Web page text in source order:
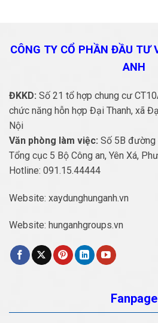
CÔNG TY CỔ PHẦN ĐẦU TƯ
ANH
ĐKKD: Số 21 tổ hợp chung cư
chức năng hỗn hợp Đại Thanh, xã
Nội
Văn phòng làm việc: Số 5B
Tổng cục 5 Bộ Công an, Yên Xá,
Hotline: 091.15.44444
Website: xaydunghunganh.vn
Website: hunganhgroups.vn
Fanpage